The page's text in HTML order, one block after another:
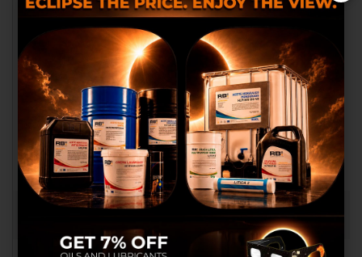
ARRET D'URGENCE AD/CO/EQ LGM - JC - SB
Les cookies nous permettent de
personnaliser le contenu et les
annonces, d’offrir des
fonctionnalités relatives aux médias
sociaux et analyser notre trafic.
Nous partageons également des
informations sur l’utilisation de
notre site avec nos partenaires des
médias sociaux, de publicité et
d’analyse, qui peuvent combiner
celles-ci avec autres informations
que vous leurs avez fournies ou
qu’ils ont collectées lors de votre